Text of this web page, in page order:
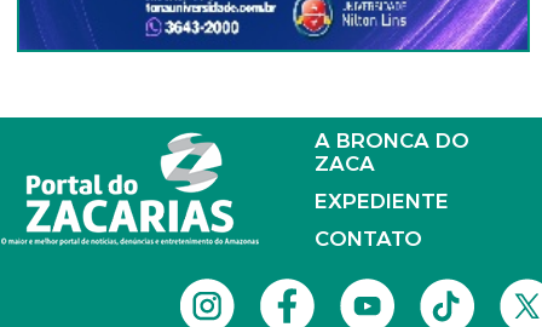
A BRONCA DO
ZACA
EXPEDIENTE
CONTATO